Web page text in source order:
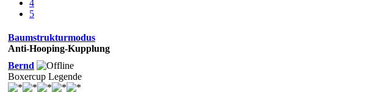
4
5
Baumstrukturmodus
Anti-Hooping-Kupplung
Bernd
Boxercup Legende